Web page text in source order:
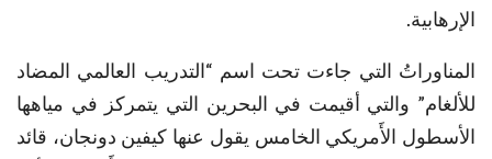
الإرهابية.
المناوراتُ التي جاءت تحت اسم “التدريب العالمي المضاد
للألغام” والتي أقيمت في البحرين التي يتمركز في مياهها
الأسطول الأَمريكي الخامس يقول عنها كيفين دونجان، قائد